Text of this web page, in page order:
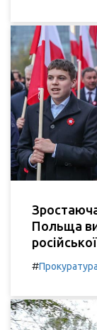
Зростаюча
Польща
#Прокуратура